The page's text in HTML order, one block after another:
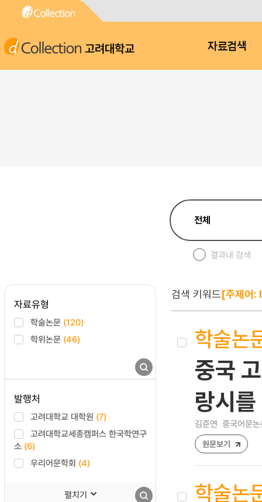
고려대학교 자료검색
결과내 검색
자료유형
학술논문 (120)
학위논문 (46)
발행처
고려대학교 대학원 (7)
고려대학교세종캠퍼스 한국학연구
소 (6)
우리어문학회 (4)
펼치기
검색 키워드[주제어
학술논
중국
랑시
김준연 중국어문
원문보기
학술논